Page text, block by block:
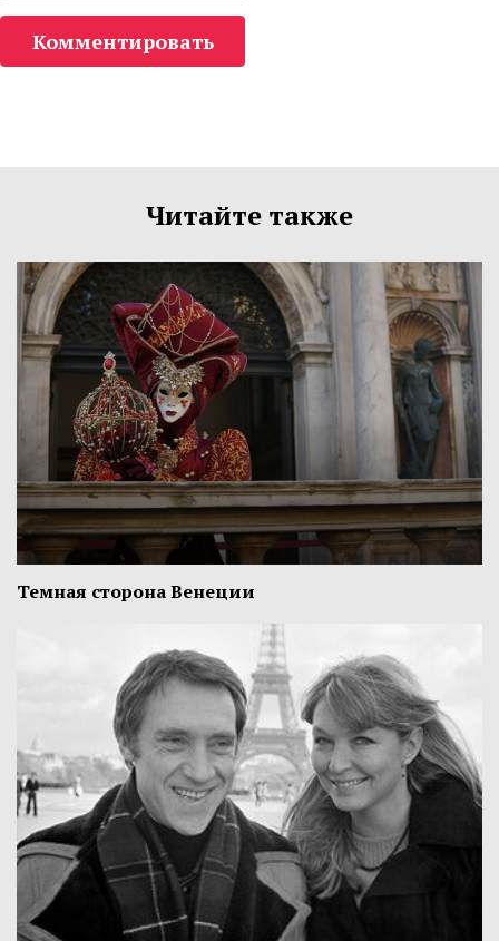
Комментировать
Читайте также
Темная сторона Венеции